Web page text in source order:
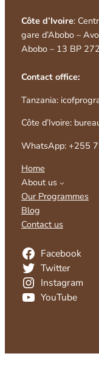
Côte d’Ivoire:
gare d’Abobo –
Abobo – 13 BP
Contact office:
Tanzania:
Côte d’Ivoire:
WhatsApp: +255
Home
About us
Our Programmes
Blog
Contact us
Facebook
Twitter
Instagram
YouTube